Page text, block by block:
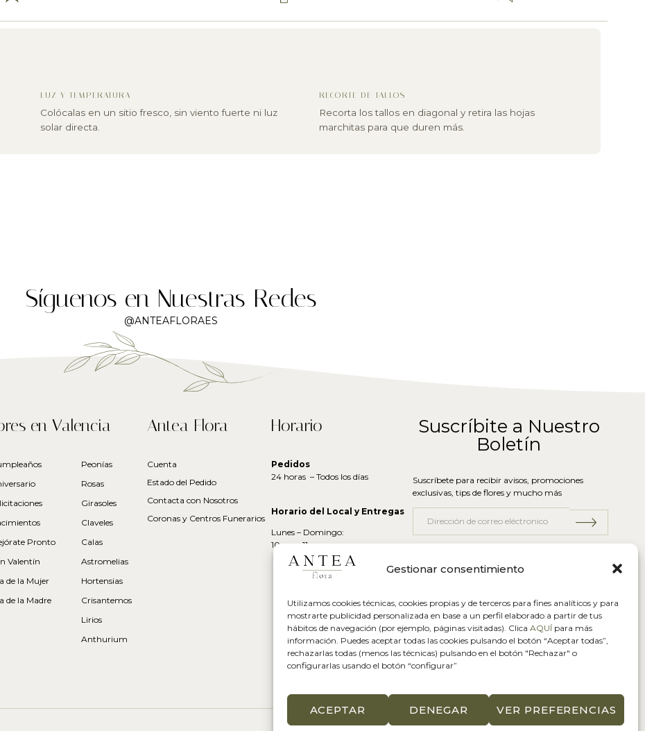
Gestionar consentimiento
Utilizamos cookies técnicas, cookies propias y de terceros para fines analíticos y para
mostrarte publicidad personalizada en base a un perfil elaborado a partir de tus
hábitos de navegación (por ejemplo, páginas visitadas). Clica AQUÍ para más
información. Puedes aceptar todas las cookies pulsando el botón “Aceptar todas”,
rechazarlas todas (menos las técnicas) pulsando en el botón "Rechazar" o
configurarlas usando el botón “configurar”
ACEPTAR DENEGAR VER PREFERENCIAS
LUZ Y TEMPERATURA
Colócalas en un sitio fresco, sin viento fuerte ni luz
solar directa.
RECORTE DE TALLOS
Recorta los tallos en diagonal y retira las hojas
marchitas para que duren más.
Síguenos en Nuestras Redes
@ANTEAFLORAES
en Valencia
Pronto
Valentín
de la Mujer
de la Madre
Peonías
Rosas
Girasoles
Claveles
Calas
Astromelias
Hortensias
Crisantemos
Lirios
Anthurium
Antea Flora
Cuenta
Estado del Pedido
Contacta con Nosotros
Coronas y Centros Funerarios
Horario
Pedidos
24 horas – Todos los días
Horario del Local y Entregas
Lunes – Domingo:
10am – 11pm
Suscríbite a Nuestro
Boletín
Suscríbete para recibir avisos, promociones
exclusivas, tips de flores y mucho más